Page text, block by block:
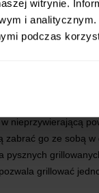
witrynie.
i
podczas
z grilla
innym miejscu.
wysmażone.
mocy
umożliwia
na stole, blacie,
nieprzywierającą
zabrać go ze sobą w
pysznych
pozwala grillować